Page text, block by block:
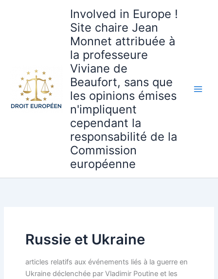
Involved in Europe !
Site chaire Jean
Monnet attribuée à
la professeure
Viviane de
Beaufort, sans que
les opinions émises
n'impliquent
cependant la
responsabilité de la
Commission
européenne
Russie et Ukraine
articles relatifs aux événements liés à la guerre en
Ukraine déclenchée par Vladimir Poutine et les